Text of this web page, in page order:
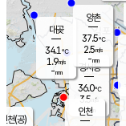
경서동
36.0℃
3.5 m/s
-mm
대곶
34.1℃
1.9m/s
-mm
양촌
37.5℃
2.5m/s
-mm
인천(공)
인천